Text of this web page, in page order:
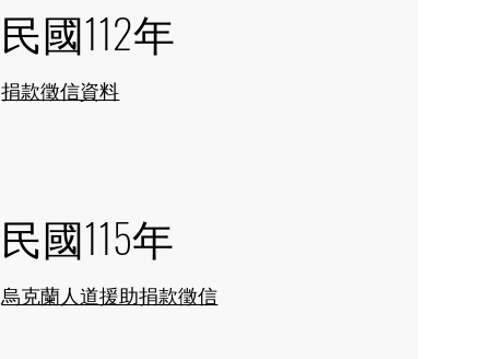
民國112年
捐款徵信資料
民國115年
烏克蘭人道援助捐款徵信